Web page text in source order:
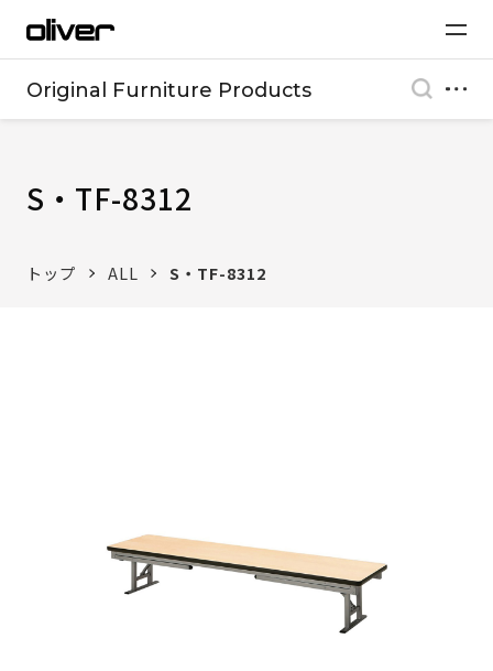
Original Furniture Products
S・TF-8312
トップ ALL S・TF-8312